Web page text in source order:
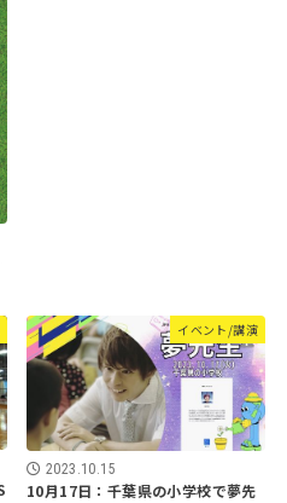
イベント/講演
2023.10.15
10月17日：千葉県の小学校で夢先